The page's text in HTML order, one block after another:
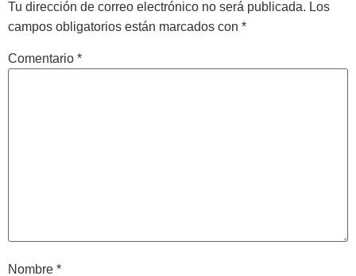
Tu dirección de correo electrónico no será publicada. Los
campos obligatorios están marcados con *
Comentario *
Nombre *